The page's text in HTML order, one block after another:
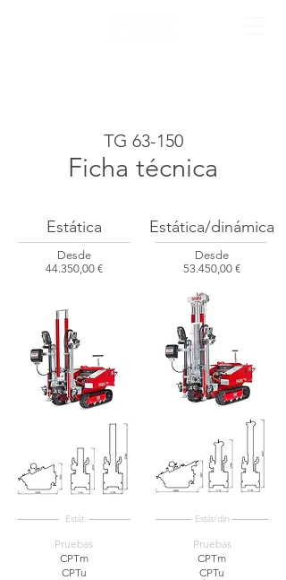
TG 63-150
Ficha técnica
Estática
Desde
44.350,00€
Estática/dinámica
Desde
53.450,00 €
Estát
Pruebas
CPTm
CPTu
Estát/din
Pruebas
CPTm
CPTu